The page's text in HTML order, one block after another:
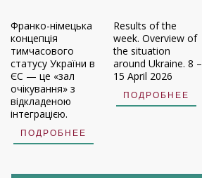
Франко-німецька
концепція
тимчасового
статусу України в
ЄС — це «зал
очікування» з
відкладеною
інтеграцією.
ПОДРОБНЕЕ
Results of the
week. Overview of
the situation
around Ukraine. 8 –
15 April 2026
ПОДРОБНЕЕ